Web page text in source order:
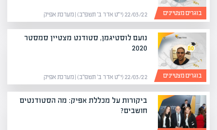
בוגרים מצטיינים 22/03/22 (י״ט אדר ב׳ תשפ״ב) | מערכת אפיק
בוגרים מצטיינים
נועם לוסטיגמן, סטודנט מצטיין סמסטר
2020
22/03/22 (י״ט אדר ב׳ תשפ״ב) | מערכת אפיק
ביקורות על מכללת אפיק: מה הסטודנטים
חושבים?